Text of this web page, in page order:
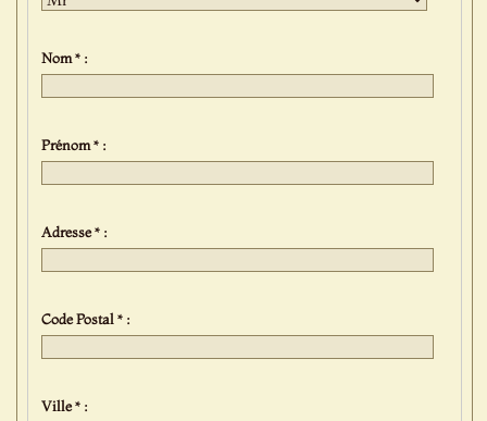
Nom * :
Prénom * :
Adresse * :
Code Postal * :
Ville * :